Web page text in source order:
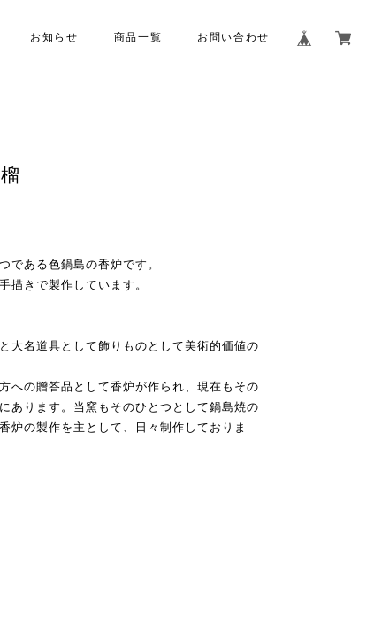
お知らせ 商品一覧 お問い合わせ
である色鍋島の香炉です。
描きで製作しています。
大名道具として飾りものとして美術的価値の
への贈答品として香炉が作られ、現在もその
あります。当窯もそのひとつとして鍋島焼の
炉の製作を主として、日々制作しておりま